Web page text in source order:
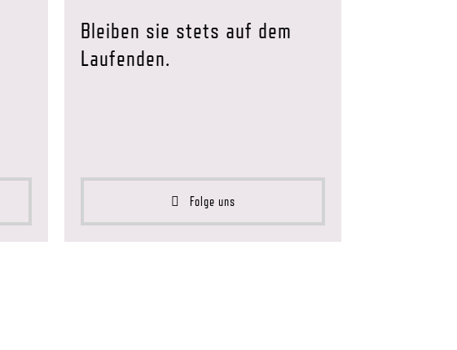
Bleiben sie stets auf dem
Laufenden.
Folge uns